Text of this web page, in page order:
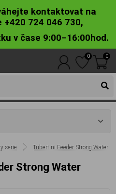
kontaktovat na
724 046 730,
v čase 9:00–16:00hod.
0 0
serie Tubertini Feeder Strong Water
Strong Water